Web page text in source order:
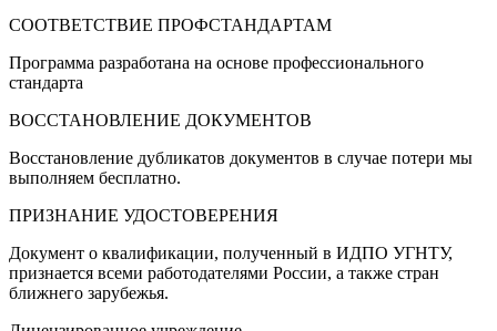
СООТВЕТСТВИЕ ПРОФСТАНДАРТАМ
Программа разработана на основе профессионального
стандарта
ВОССТАНОВЛЕНИЕ ДОКУМЕНТОВ
Восстановление дубликатов документов в случае потери мы
выполняем бесплатно.
ПРИЗНАНИЕ УДОСТОВЕРЕНИЯ
Документ о квалификации, полученный в ИДПО УГНТУ,
признается всеми работодателями России, а также стран
ближнего зарубежья.